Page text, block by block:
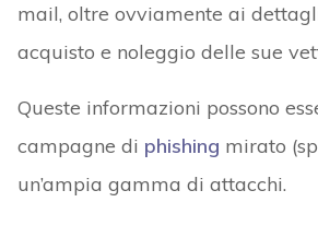
mail, oltre ovviamente ai
acquisto e noleggio delle sue
Queste informazioni possono
campagne di phishing mirato
un’ampia gamma di attacchi.